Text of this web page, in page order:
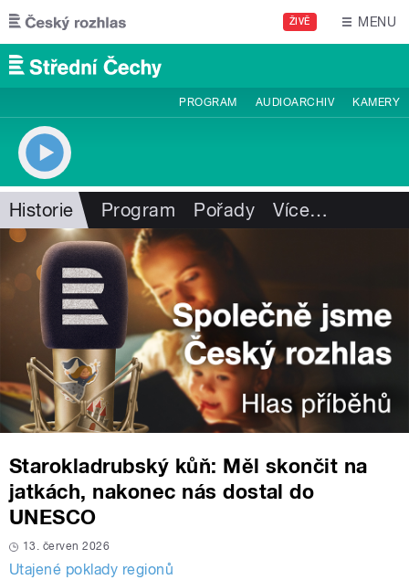
Přejít k hlavnímu obsahu
ŽIVĚ MENU
PROGRAM AUDIOARCHIV KAMERY
Historie Program Pořady Více…
Starokladrubský kůň: Měl skončit na
jatkách, nakonec nás dostal do
UNESCO
13. červen 2026
Utajené poklady regionů